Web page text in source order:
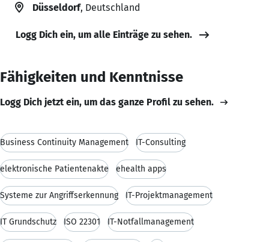
Düsseldorf, Deutschland
Logg Dich ein, um alle Einträge zu sehen.
Fähigkeiten und Kenntnisse
Logg Dich jetzt ein, um das ganze Profil zu sehen.
Business Continuity Management IT-Consulting
elektronische Patientenakte ehealth apps
Systeme zur Angriffserkennung IT-Projektmanagement
IT Grundschutz ISO 22301 IT-Notfallmanagement